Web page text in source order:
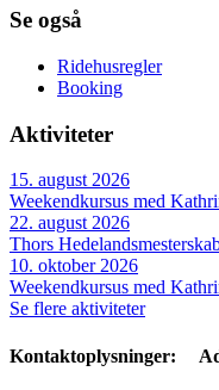
Se også
Ridehusregler
Booking
Aktiviteter
15. august 2026
Weekendkursus med
22. august 2026
Thors
10. oktober 2026
Weekendkursus med
Se flere aktiviteter
Kontaktoplysninger: